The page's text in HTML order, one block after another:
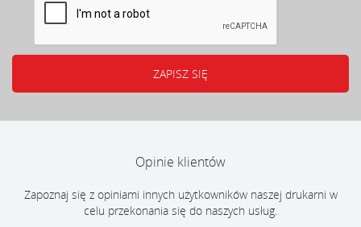
Opinie klientów
Zapoznaj się z opiniami innych użytkowników naszej drukarni w
celu przekonania się do naszych usług.